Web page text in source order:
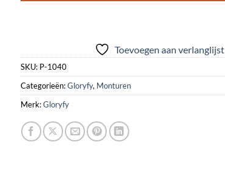
Toevoegen aan verlanglijst
SKU: P-1040
Categorieën:Gloryfy, Monturen
Merk:Gloryfy